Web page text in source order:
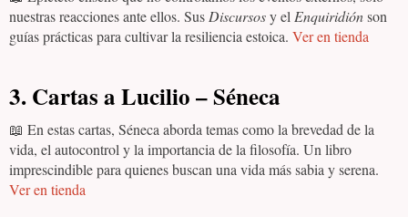
nuestras reacciones ante ellos. SusDiscursosy elEnquiridiónson
guías prácticas para cultivar la resiliencia estoica. Ver en tienda
3. Cartas a Lucilio – Séneca
📖 En estas cartas, Séneca aborda temas como la brevedad de la
vida, el autocontrol y la importancia de la filosofía. Un libro
imprescindible para quienes buscan una vida más sabia y serena.
Ver en tienda